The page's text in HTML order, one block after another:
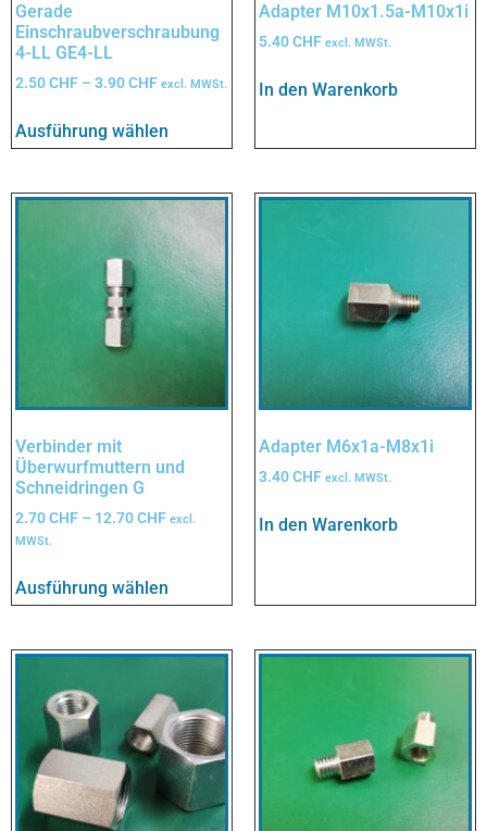
Gerade
Einschraubverschraubung
4-LL GE4-LL
2.50CHF – 3.90CHF excl. MWSt.
Ausführung wählen
Adapter M10x1.5a-M10x1i
5.40CHF excl. MWSt.
In den Warenkorb
Verbinder mit
Überwurfmuttern und
Schneidringen G
2.70CHF – 12.70CHF excl.
MWSt.
Ausführung wählen
Adapter M6x1a-M8x1i
3.40CHF excl. MWSt.
In den Warenkorb